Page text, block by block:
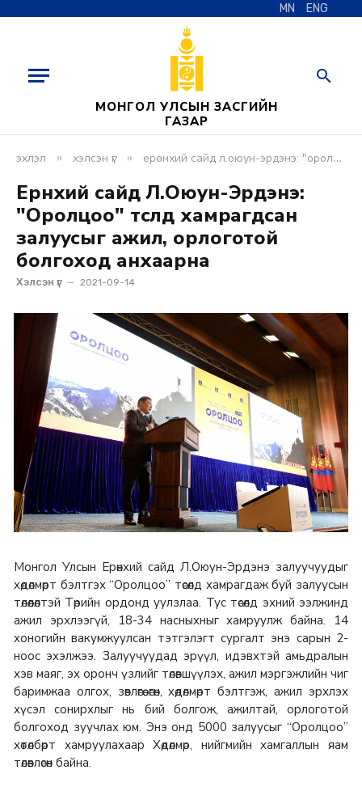
MN ENG
МОНГОЛ УЛСЫН ЗАСГИЙН
ГАЗАР
эхлэл » хэлсэн үг » ерөнхий сайд л.оюун-эрдэнэ: "оролцоо" төсөлд хамрагдсан залуусыг ажил, орлоготой болгоход анхаарна
Ерөнхий сайд Л.Оюун-Эрдэнэ:
"Оролцоо" төсөлд хамрагдсан
залуусыг ажил, орлоготой
болгоход анхаарна
Хэлсэн үг 2021-09-14
Монгол Улсын Ерөнхий сайд Л.Оюун-Эрдэнэ залуучуудыг
хөдөлмөрт бэлтгэх “Оролцоо” төсөлд хамрагдаж буй залуусын
төлөөлөлтэй Төрийн ордонд уулзлаа. Тус төсөлд эхний ээлжинд
ажил эрхлээгүй, 18-34 насныхныг хамруулж байна. 14
хоногийн вакумжуулсан тэтгэлэгт сургалт энэ сарын 2-
ноос эхэлжээ. Залуучуудад эрүүл, идэвхтэй амьдралын
хэв маяг, эх оронч үзлийг төлөвшүүлэх, ажил мэргэжлийн чиг
баримжаа олгох, зөвлөгөө өгөн, хөдөлмөрт бэлтгэж, ажил эрхлэх
хүсэл сонирхлыг нь бий болгож, ажилтай, орлоготой
болгоход зуучлах юм. Энэ онд 5000 залуусыг “Оролцоо”
хөтөлбөрт хамруулахаар Хөдөлмөр, нийгмийн хамгаллын яам
төлөвлөсөн байна.